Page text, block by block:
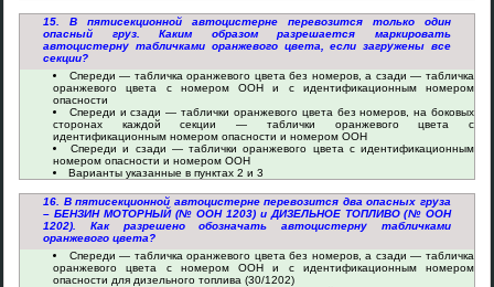
15. В пятисекционной автоцистерне перевозится только один
опасный груз. Каким образом разрешается маркировать
автоцистерну табличками оранжевого цвета, если загружены все
секции?
Спереди — табличка оранжевого цвета без номеров, а сзади — табличка
оранжевого цвета с номером ООН и с идентификационным номером
опасности
Спереди и сзади — таблички оранжевого цвета без номеров, на боковых
сторонах каждой секции — таблички оранжевого цвета с
идентификационным номером опасности и номером ООН
Спереди и сзади — таблички оранжевого цвета с идентификационным
номером опасности и номером ООН
Варианты указанные в пунктах 2 и 3
16. В пятисекционной автоцистерне перевозится два опасных груза
– БЕНЗИН МОТОРНЫЙ (№ ООН 1203) и ДИЗЕЛЬНОЕ ТОПЛИВО (№ ООН
1202). Как разрешено обозначать автоцистерну табличками
оранжевого цвета?
Спереди — табличка оранжевого цвета без номеров, а сзади — табличка
оранжевого цвета с номером ООН и с идентификационным номером
опасности для дизельного топлива (30/1202)